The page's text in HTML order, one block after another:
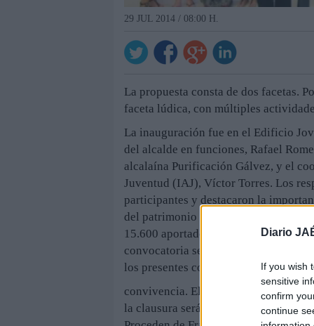
Diario
If you wish
sensitive
confirm
continue
29 JUL 2014 / 08:00 H.
La propuesta consta de dos facetas.
faceta lúdica, con múltiples
La inauguración fue en el Edificio
del alcalde en funciones, Rafael
alcalaína Purificación Gálvez, y el
Juventud (IAJ), Víctor Torres. Los
participantes y destacaron la
del patrimonio arqueológico y la
15.600 aportados por el
convocatoria se alojan en la
los presentes comerán y celebrarán
convivencia. El Campo Internacional
la clausura será la noche anterior. En